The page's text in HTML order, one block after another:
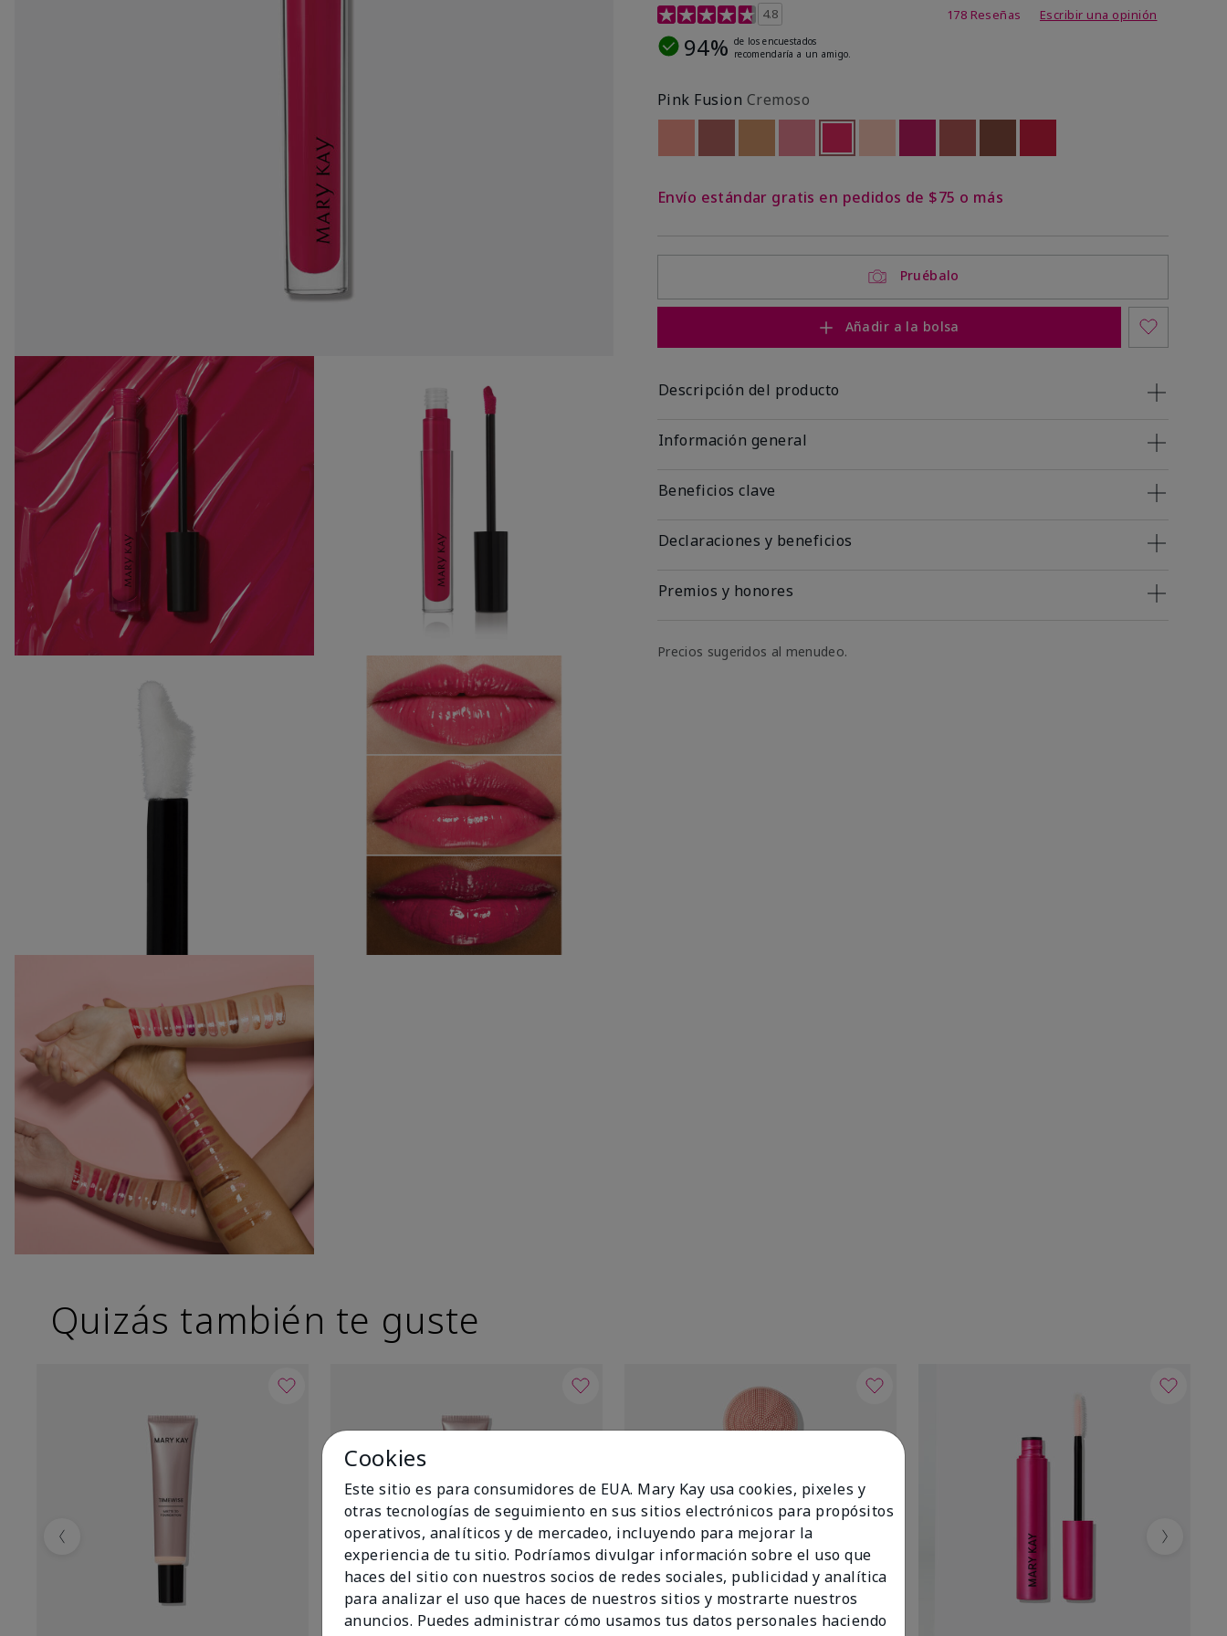
Calificación de clientes de 4,8 de 5
4.8 178 Reseñas Escribir una opinión
94% de los encuestados
recomendaría a un amigo.
Pink Fusion Cremoso
Envío estándar gratis en pedidos de $75 o más
Pruébalo
Añadir a la bolsa
Descripción del producto
Información general
Beneficios clave
Declaraciones y beneficios
Premios y honores
Precios sugeridos al menudeo.
Quizás también te guste
Previous Next
Cookies
Este sitio es para consumidores de EUA. Mary Kay usa cookies, pixeles y
otras tecnologías de seguimiento en sus sitios electrónicos para propósitos
operativos, analíticos y de mercadeo, incluyendo para mejorar la
experiencia de tu sitio. Podríamos divulgar información sobre el uso que
haces del sitio con nuestros socios de redes sociales, publicidad y analítica
para analizar el uso que haces de nuestros sitios y mostrarte nuestros
anuncios. Puedes administrar cómo usamos tus datos personales haciendo